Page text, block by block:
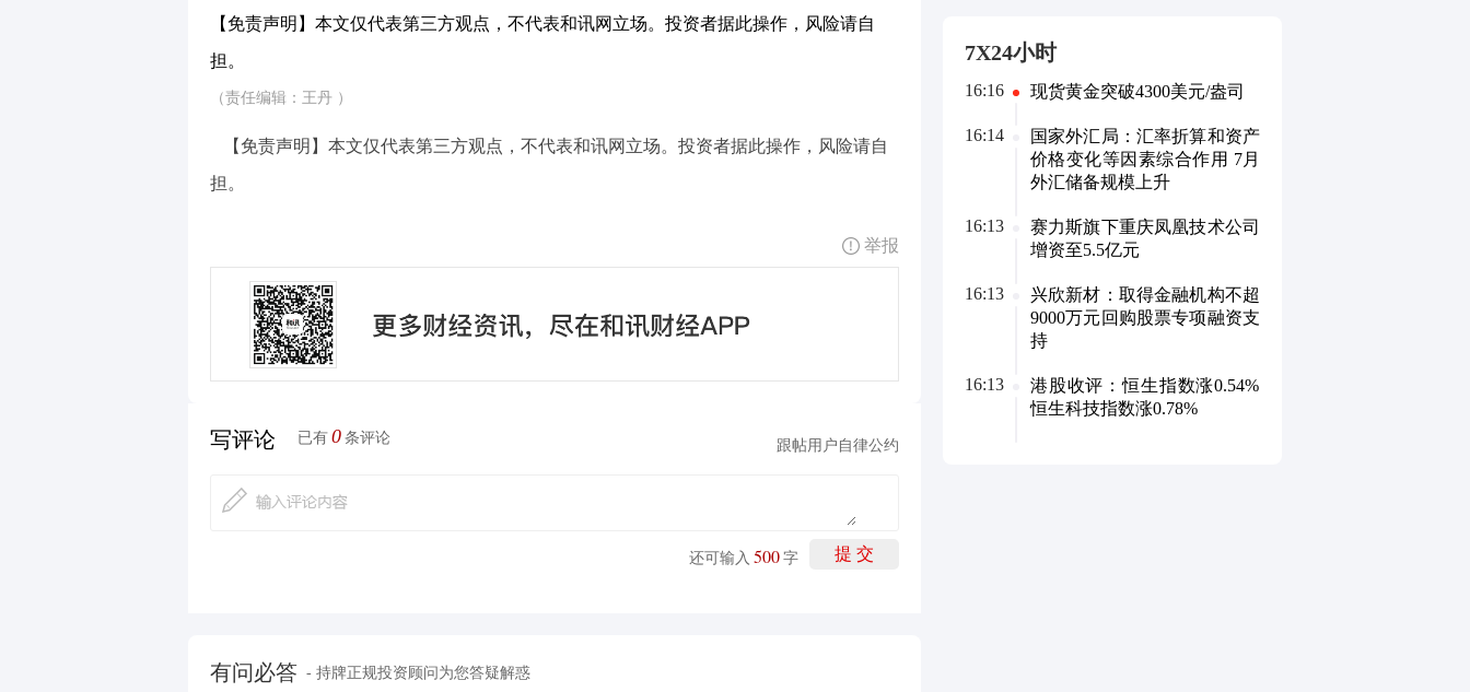
【免责声明】本文仅代表第三方观点，不代表和讯网立场。投资者据此操作，风险请自
担。
（责任编辑：王丹 ）
【免责声明】本文仅代表第三方观点，不代表和讯网立场。投资者据此操作，风险请自
担。
举报
写评论 已有 0 条评论 跟帖用户自律公约
提 交
还可输入 500 字
有问必答 - 持牌正规投资顾问为您答疑解惑
停，胜宏科技、南亚新材、中富电路、铜冠铜箔涨
停，唯特偶、莱特广电、天承科技、宏昌电子涨幅
达、天融信跌幅居前。游戏板块回调，大晟文化、
凯撒文化盘中跌停，盛天网络、中青宝、电魂网络
7X24小时
16:16 现货黄金突破4300美元/盎司
16:14
国家外汇局：汇率折算和资产
价格变化等因素综合作用 7月
外汇储备规模上升
16:13
赛力斯旗下重庆凤凰技术公司
增资至5.5亿元
16:13
兴欣新材：取得金融机构不超
9000万元回购股票专项融资支
持
16:13
港股收评：恒生指数涨0.54%
恒生科技指数涨0.78%